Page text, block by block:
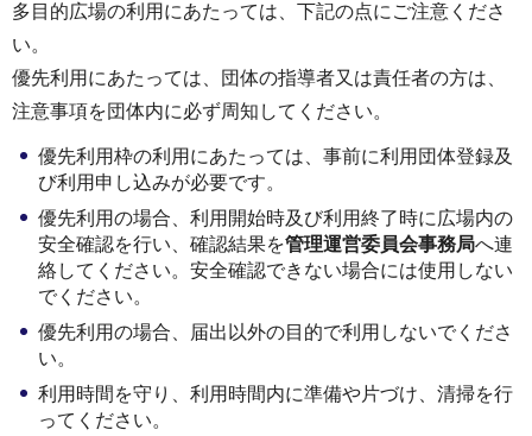
多目的広場の利用にあたっては、下記の点にご注意くださ
い。
優先利用にあたっては、団体の指導者又は責任者の方は、
注意事項を団体内に必ず周知してください。
優先利用枠の利用にあたっては、事前に利用団体登録及
び利用申し込みが必要です。
優先利用の場合、利用開始時及び利用終了時に広場内の
安全確認を行い、確認結果を管理運営委員会事務局へ連
絡してください。安全確認できない場合には使用しない
でください。
優先利用の場合、届出以外の目的で利用しないでくださ
い。
利用時間を守り、利用時間内に準備や片づけ、清掃を行
ってください。